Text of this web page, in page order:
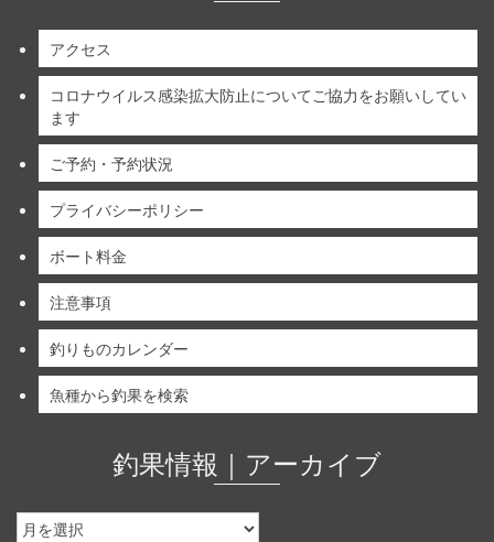
アクセス
コロナウイルス感染拡大防止についてご協力をお願いしてい
ます
ご予約・予約状況
プライバシーポリシー
ボート料金
注意事項
釣りものカレンダー
魚種から釣果を検索
釣果情報｜アーカイブ
釣